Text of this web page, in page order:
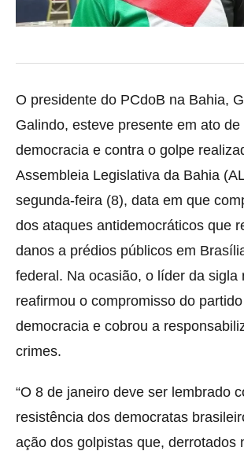
O presidente do PCdoB na Bahia,
Galindo, esteve presente em ato
democracia e contra o golpe
Assembleia Legislativa da Bahia
segunda-feira (8), data em que
dos ataques antidemocráticos que
danos a prédios públicos em
federal. Na ocasião, o líder da sigla
reafirmou o compromisso do
democracia e cobrou a
crimes.
“O 8 de janeiro deve ser lembrado
resistência dos democratas
ação dos golpistas que, derrotados